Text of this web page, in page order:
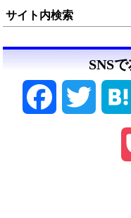
サイト内検索
SNS
Facebook Twitter